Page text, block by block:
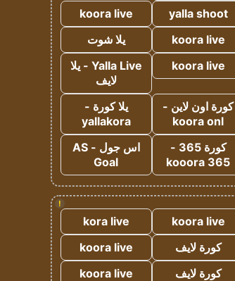
yalla shoot
koora live
koora live
يلا شوت
koora live
Yalla Live - يلا
لايف
كورة اون لاين -
koora onl
يلا كورة -
yallakora
كورة 365 -
kooora 365
اس جول - AS
Goal
!
koora live
kora live
كورة لايف
koora live
كورة لايف
koora live